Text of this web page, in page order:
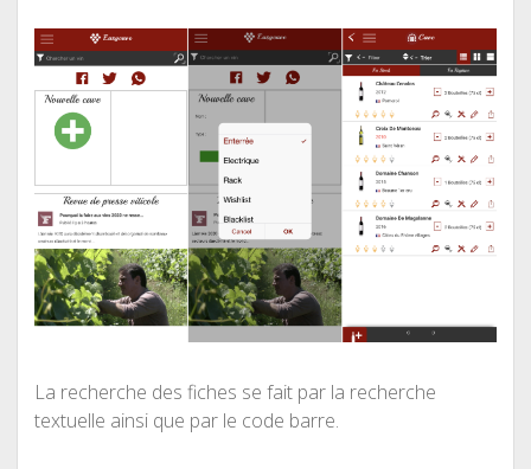
La recherche des fiches se fait par la recherche
textuelle ainsi que par le code barre.